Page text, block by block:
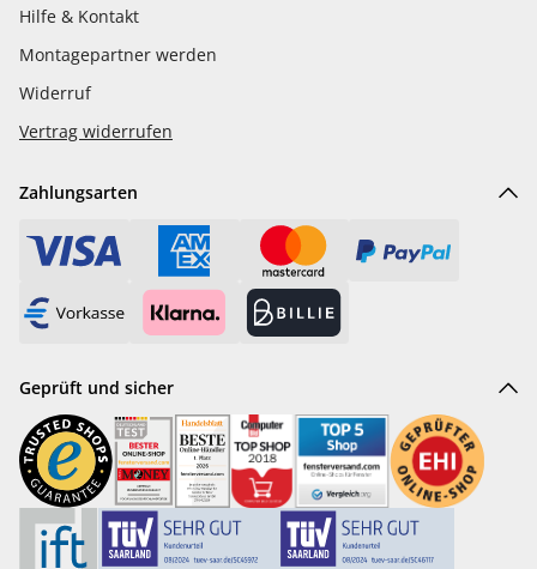
Hilfe & Kontakt
Montagepartner werden
Widerruf
Vertrag widerrufen
Zahlungsarten
Geprüft und sicher